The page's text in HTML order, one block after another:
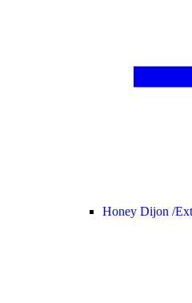
Honey Dijon /